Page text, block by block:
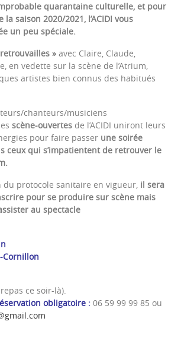
quarantaine culturelle, et pour
saison 2020/2021, l’ACIDI vous
un peu spéciale.
» avec Claire, Claude,
en vedette sur la scène de l’Atrium,
artistes bien connus des habitués
chanteurs/musiciens
scène-ouvertes de l’ACIDI uniront leurs
pour faire passer une soirée
ceux qui s’impatientent de retrouver le
du protocole sanitaire en vigueur, il sera
pour se produire sur scène mais
au spectacle
Cornillon
ce soir-là).
obligatoire : 06 59 99 99 85 ou